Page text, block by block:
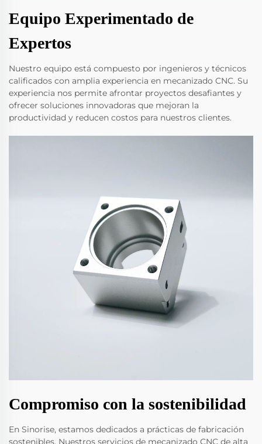
Equipo Experimentado de
Expertos
Nuestro equipo está compuesto por ingenieros y técnicos
calificados con amplia experiencia en mecanizado CNC. Su
experiencia nos permite afrontar proyectos desafiantes y
ofrecer soluciones innovadoras que mejoran la
productividad y reducen costos para nuestros clientes.
Compromiso con la sostenibilidad
En Sinorise, estamos dedicados a prácticas de fabricación
sostenibles. Nuestros servicios de mecanizado CNC de alta